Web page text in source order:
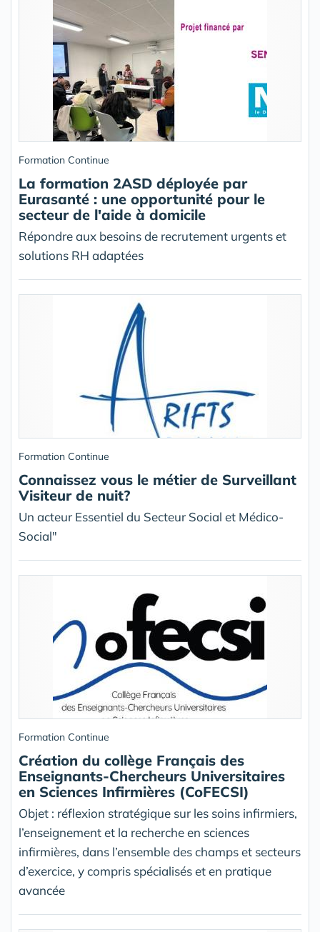
Formation Continue
La formation 2ASD déployée par
Eurasanté : une opportunité pour le
secteur de l'aide à domicile
Répondre aux besoins de recrutement urgents et
solutions RH adaptées
Formation Continue
Connaissez vous le métier de Surveillant
Visiteur de nuit?
Un acteur Essentiel du Secteur Social et Médico-
Social"
Formation Continue
Création du collège Français des
Enseignants-Chercheurs Universitaires
en Sciences Infirmières (CoFECSI)
Objet : réflexion stratégique sur les soins infirmiers,
l’enseignement et la recherche en sciences
infirmières, dans l’ensemble des champs et secteurs
d’exercice, y compris spécialisés et en pratique
avancée